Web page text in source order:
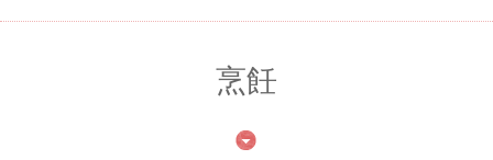
烹飪
この店舗情報をシェアする